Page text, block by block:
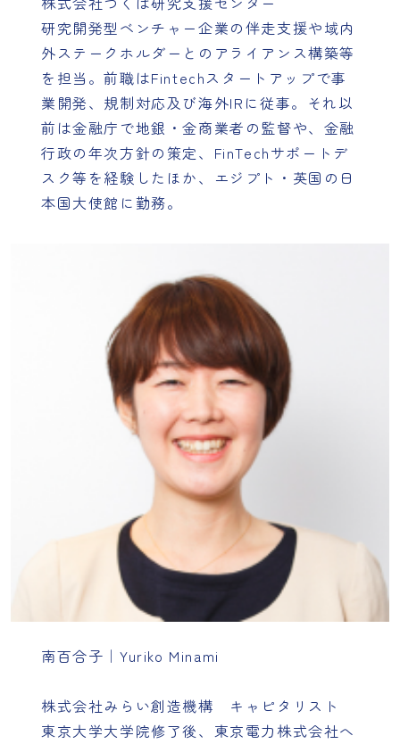
研究開発型ベンチャー企業の伴走支援や域内
外ステークホルダーとのアライアンス構築等
を担当。前職はFintechスタートアップで事
業開発、規制対応及び海外IRに従事。それ以
前は金融庁で地銀・金商業者の監督や、金融
行政の年次方針の策定、FinTechサポートデ
スク等を経験したほか、エジプト・英国の日
本国大使館に勤務。
南百合子｜Yuriko Minami
株式会社みらい創造機構 キャピタリスト
東京大学大学院修了後、東京電力株式会社へ